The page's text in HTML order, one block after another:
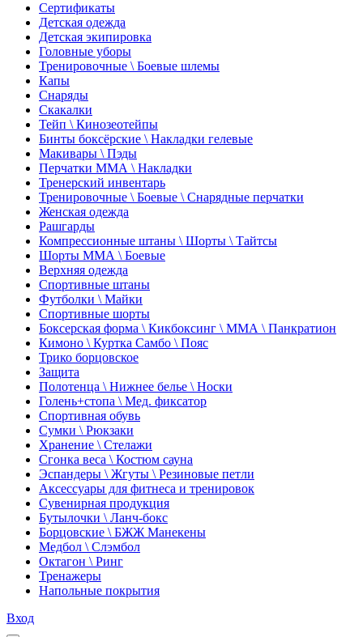
Сертификаты
Детская одежда
Детская экипировка
Головные уборы
Тренировочные \ Боевые шлемы
Капы
Снаряды
Скакалки
Тейп \ Кинозеотейпы
Бинты боксёрские \ Накладки гелевые
Макивары \ Пэды
Перчатки ММА \ Накладки
Тренерский инвентарь
Тренировочные \ Боевые \ Снарядные перчатки
Женская одежда
Рашгарды
Компрессионные штаны \ Шорты \ Тайтсы
Шорты ММА \ Боевые
Верхняя одежда
Спортивные штаны
Футболки \ Майки
Спортивные шорты
Боксерская форма \ Кикбоксинг \ ММА \ Панкратион
Кимоно \ Куртка Самбо \ Пояс
Трико борцовское
Защита
Полотенца \ Нижнее белье \ Носки
Голень+стопа \ Мед. фиксатор
Спортивная обувь
Сумки \ Рюкзаки
Хранение \ Стелажи
Сгонка веса \ Костюм сауна
Эспандеры \ Жгуты \ Резиновые петли
Аксессуары для фитнеса и тренировок
Сувенирная продукция
Бутылочки \ Ланч-бокс
Борцовские \ БЖЖ Манекены
Медбол \ Слэмбол
Октагон \ Ринг
Тренажеры
Напольные покрытия
Вход